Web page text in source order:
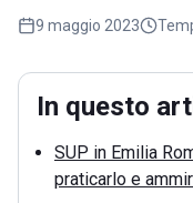
9 maggio 2023
In questo
SUP in Emilia
praticarlo e